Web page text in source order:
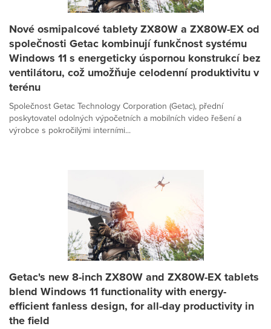
Nové osmipalcové tablety ZX80W a ZX80W-EX od
společnosti Getac kombinují funkčnost systému
Windows 11 s energeticky úspornou konstrukcí bez
ventilátoru, což umožňuje celodenní produktivitu v
terénu
Společnost Getac Technology Corporation (Getac), přední
poskytovatel odolných výpočetních a mobilních video řešení a
výrobce s pokročilými interními...
Getac's new 8-inch ZX80W and ZX80W-EX tablets
blend Windows 11 functionality with energy-
efficient fanless design, for all-day productivity in
the field